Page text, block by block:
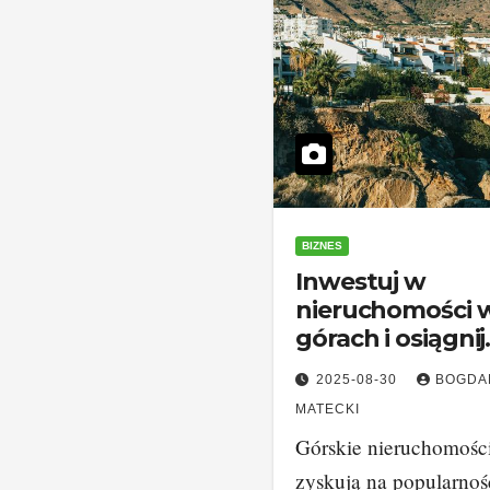
BIZNES
Inwestuj w
nieruchomości
górach i osiągnij
sukces w
na najwyższym
2025-08-30
MATECKI
Górskie
zyskują na